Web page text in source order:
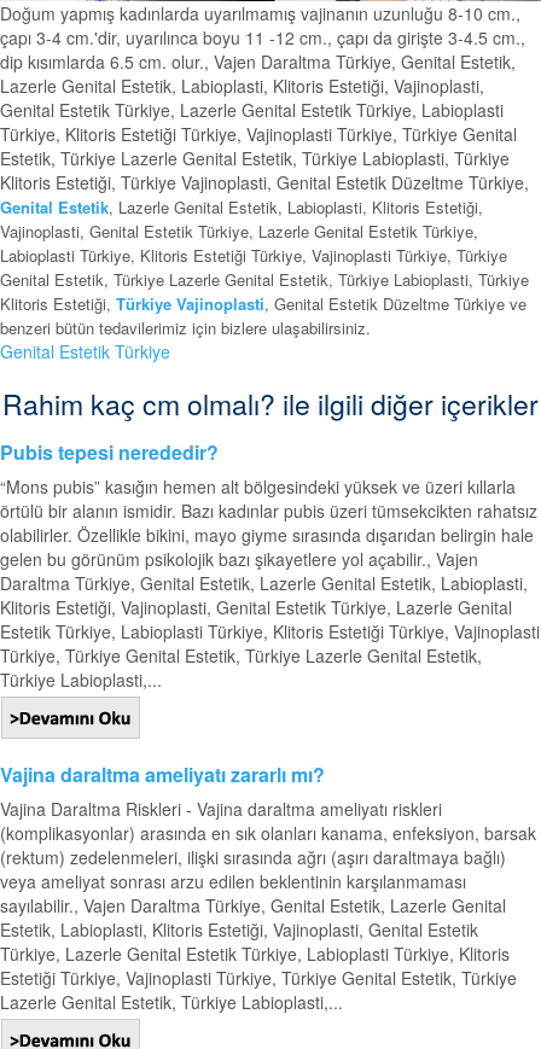
Doğum yapmış kadınlarda uyarılmamış vajinanın uzunluğu 8-10 cm.,
çapı 3-4 cm.'dir, uyarılınca boyu 11 -12 cm., çapı da girişte 3-4.5 cm.,
dip kısımlarda 6.5 cm. olur., Vajen Daraltma Türkiye, Genital Estetik,
Lazerle Genital Estetik, Labioplasti, Klitoris Estetiği, Vajinoplasti,
Genital Estetik Türkiye, Lazerle Genital Estetik Türkiye, Labioplasti
Türkiye, Klitoris Estetiği Türkiye, Vajinoplasti Türkiye, Türkiye Genital
Estetik, Türkiye Lazerle Genital Estetik, Türkiye Labioplasti, Türkiye
Klitoris Estetiği, Türkiye Vajinoplasti, Genital Estetik Düzeltme Türkiye,
Genital Estetik, Lazerle Genital Estetik, Labioplasti, Klitoris Estetiği,
Vajinoplasti, Genital Estetik Türkiye, Lazerle Genital Estetik Türkiye,
Labioplasti Türkiye, Klitoris Estetiği Türkiye, Vajinoplasti Türkiye, Türkiye
Genital Estetik, Türkiye Lazerle Genital Estetik, Türkiye Labioplasti, Türkiye
Klitoris Estetiği, Türkiye Vajinoplasti, Genital Estetik Düzeltme Türkiye ve
benzeri bütün tedavilerimiz için bizlere ulaşabilirsiniz.
Genital Estetik Türkiye
Rahim kaç cm olmalı? ile ilgili diğer içerikler
Pubis tepesi nerededir?
“Mons pubis” kasığın hemen alt bölgesindeki yüksek ve üzeri kıllarla
örtülü bir alanın ismidir. Bazı kadınlar pubis üzeri tümsekcikten rahatsız
olabilirler. Özellikle bikini, mayo giyme sırasında dışarıdan belirgin hale
gelen bu görünüm psikolojik bazı şikayetlere yol açabilir., Vajen
Daraltma Türkiye, Genital Estetik, Lazerle Genital Estetik, Labioplasti,
Klitoris Estetiği, Vajinoplasti, Genital Estetik Türkiye, Lazerle Genital
Estetik Türkiye, Labioplasti Türkiye, Klitoris Estetiği Türkiye, Vajinoplasti
Türkiye, Türkiye Genital Estetik, Türkiye Lazerle Genital Estetik,
Türkiye Labioplasti,...
Vajina daraltma ameliyatı zararlı mı?
Vajina Daraltma Riskleri - Vajina daraltma ameliyatı riskleri
(komplikasyonlar) arasında en sık olanları kanama, enfeksiyon, barsak
(rektum) zedelenmeleri, ilişki sırasında ağrı (aşırı daraltmaya bağlı)
veya ameliyat sonrası arzu edilen beklentinin karşılanmaması
sayılabilir., Vajen Daraltma Türkiye, Genital Estetik, Lazerle Genital
Estetik, Labioplasti, Klitoris Estetiği, Vajinoplasti, Genital Estetik
Türkiye, Lazerle Genital Estetik Türkiye, Labioplasti Türkiye, Klitoris
Estetiği Türkiye, Vajinoplasti Türkiye, Türkiye Genital Estetik, Türkiye
Lazerle Genital Estetik, Türkiye Labioplasti,...